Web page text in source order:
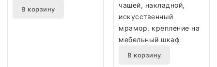
В корзину
чашей, накладной,
искусственный
мрамор, крепление на
мебельный шкаф
В корзину